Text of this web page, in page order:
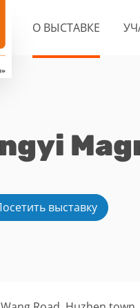
О ВЫСТАВКЕ
выставку